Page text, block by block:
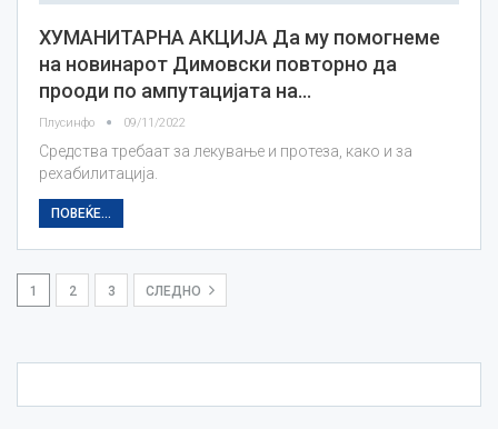
ХУМАНИТАРНА АКЦИЈА Да му помогнеме
на новинарот Димовски повторно да
прооди по ампутацијата на…
Плусинфо 09/11/2022
Средства требаат за лекување и протеза, како и за
рехабилитација.
ПОВЕЌЕ...
1 2 3 СЛЕДНО